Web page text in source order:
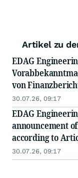
Artikel zu
EDAG
von
30.07.26, 09:17
EDAG
announcement
according to
German
30.07.26, 09:17